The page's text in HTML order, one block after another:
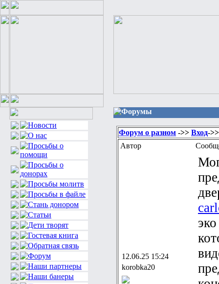
Форумы
Форум о разном ->> Вход-
Автор
12.06.25 15:24
korobka20